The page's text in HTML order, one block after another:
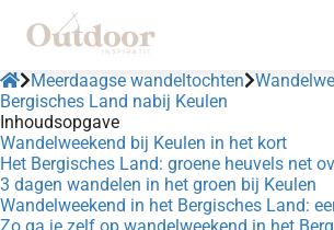
Meerdaagse wandeltochten
Bergisches Land nabij Keulen
Inhoudsopgave
Wandelweekend bij Keulen in het kort
Het Bergisches Land: groene heuvels net
3 dagen wandelen in het groen bij Keulen
Wandelweekend in het Bergisches Land: